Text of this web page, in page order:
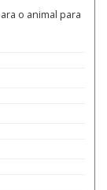
o animal para